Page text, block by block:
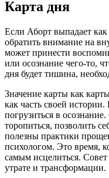
Карта дня
Если Аборт выпадает как
обратить внимание на
может принести
или осознание чего-то,
дня будет тишина,
Значение карты как
как часть своей истории.
погрузиться в
торопиться, позволить
полезны практики
психологом. Это время,
самым исцелиться. Совет
утрате и трансформации.